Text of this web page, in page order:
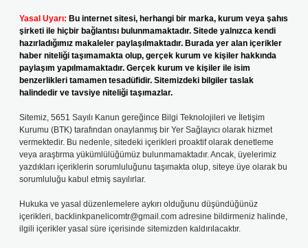
Yasal Uyarı: Bu internet sitesi, herhangi bir marka, kurum veya şahıs
şirketi ile hiçbir bağlantısı bulunmamaktadır. Sitede yalnızca kendi
hazırladığımız makaleler paylaşılmaktadır. Burada yer alan içerikler
haber niteliği taşımamakta olup, gerçek kurum ve kişiler hakkında
paylaşım yapılmamaktadır. Gerçek kurum ve kişiler ile isim
benzerlikleri tamamen tesadüfidir. Sitemizdeki bilgiler taslak
halindedir ve tavsiye niteliği taşımazlar.
Sitemiz, 5651 Sayılı Kanun gereğince Bilgi Teknolojileri ve İletişim
Kurumu (BTK) tarafından onaylanmış bir Yer Sağlayıcı olarak hizmet
vermektedir. Bu nedenle, sitedeki içerikleri proaktif olarak denetleme
veya araştırma yükümlülüğümüz bulunmamaktadır. Ancak, üyelerimiz
yazdıkları içeriklerin sorumluluğunu taşımakta olup, siteye üye olarak bu
sorumluluğu kabul etmiş sayılırlar.
Hukuka ve yasal düzenlemelere aykırı olduğunu düşündüğünüz
içerikleri, backlinkpanelicomtr@gmail.com adresine bildirmeniz halinde,
ilgili içerikler yasal süre içerisinde sitemizden kaldırılacaktır.